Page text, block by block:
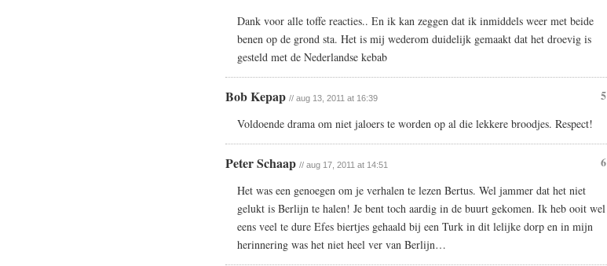
Dank voor alle toffe reacties.. En ik kan zeggen dat ik inmiddels weer met beide
benen op de grond sta. Het is mij wederom duidelijk gemaakt dat het droevig is
gesteld met de Nederlandse kebab
5
Bob Kepap // aug 13, 2011 at 16:39
Voldoende drama om niet jaloers te worden op al die lekkere broodjes. Respect!
6
Peter Schaap // aug 17, 2011 at 14:51
Het was een genoegen om je verhalen te lezen Bertus. Wel jammer dat het niet
gelukt is Berlijn te halen! Je bent toch aardig in de buurt gekomen. Ik heb ooit wel
eens veel te dure Efes biertjes gehaald bij een Turk in dit lelijke dorp en in mijn
herinnering was het niet heel ver van Berlijn…